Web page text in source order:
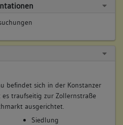
befindet sich in der Konstanzer
traufseitig zur Zollernstraße
ausgerichtet.
Siedlung